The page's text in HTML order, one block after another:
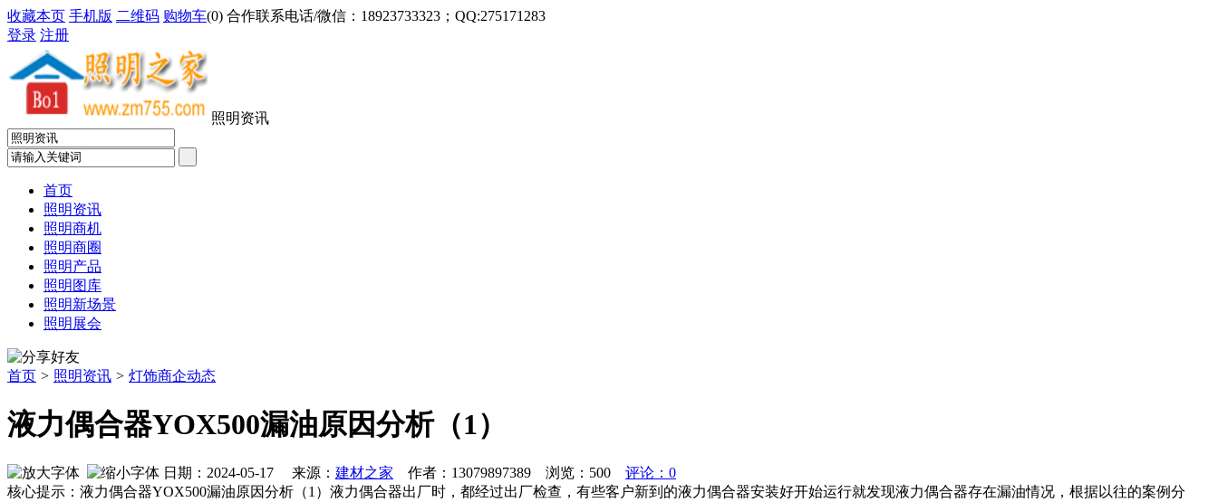
收藏本页 手机版 二维码 购物车(0) 合作联系电话/微信：18923733323；QQ:275171283
登录 注册
照明资讯
首页
照明资讯
照明商机
照明商圈
照明产品
照明图库
照明新场景
照明展会
首页 > 照明资讯 > 灯饰商企动态
液力偶合器YOX500漏油原因分析（1）
日期：2024-05-17 来源： 建材之家 作者：13079897389 浏览： 500
评论：0
核心提示：液力偶合器YOX500漏油原因分析（1）液力偶合器出厂时，都经过出厂检查，有些客户新到的液力偶合器安装好开始运行就发现液力偶合器存在漏油情况，根据以往的案例分